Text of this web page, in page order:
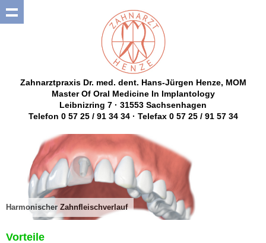
Zahnarztpraxis Dr. med. dent. Hans-Jürgen Henze, MOM
Master Of Oral Medicine In Implantology
Leibnizring 7 · 31553 Sachsenhagen
Telefon 0 57 25 / 91 34 34 · Telefax 0 57 25 / 91 57 34
Harmonischer Zahnfleischverlauf
Vorteile